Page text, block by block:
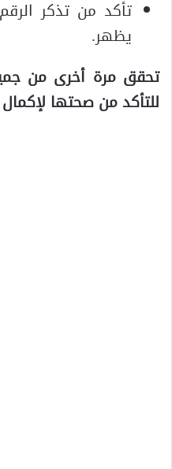
تأكد من تذكر
يظهر.
تحقق مرة أخرى من
للتأكد من صحتها لإكمال